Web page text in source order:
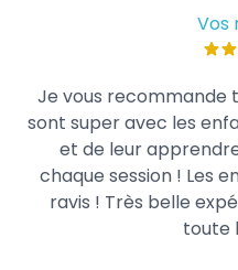
Vos
Je vous recommande
sont super avec les
et de leur
chaque session ! Les
ravis ! Très belle
toute